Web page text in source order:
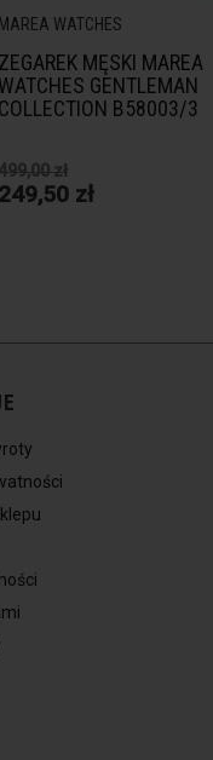
MAREA WATCHES
ZEGAREK MĘSKI MAREA
WATCHES GENTLEMAN
COLLECTION B58003/3
zł
249,50 zł